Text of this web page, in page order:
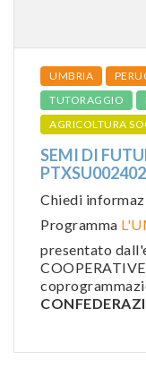
UMBRIA
TUTORAGGIO
AGRICOLTURA
SEMI DI
Chiedi
Programma
presentato